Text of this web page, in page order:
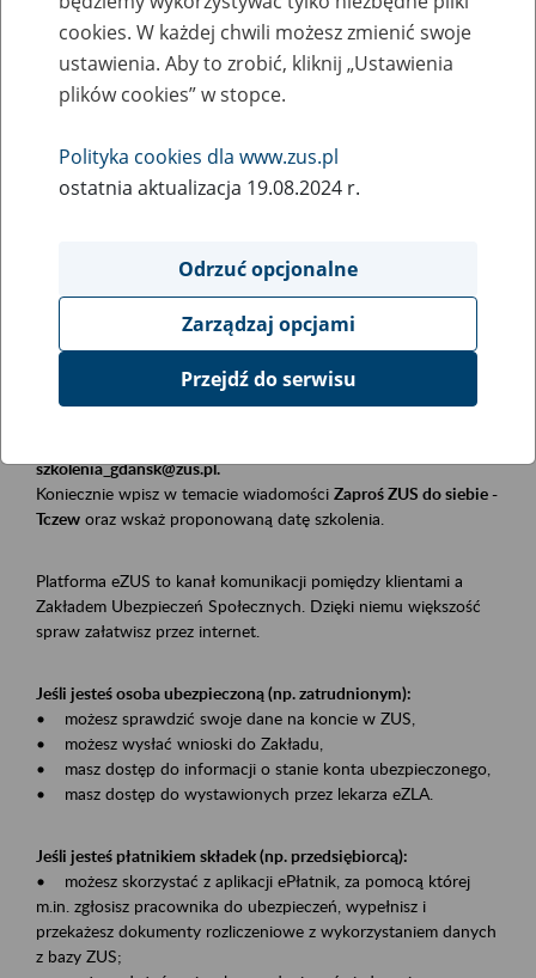
Zaproś ZUS do siebie: eZUS, wizyty
rezerwowane, e-wizyty, Aktywni 50+
Rodzaj wydarzenia
Szkolenia
Obszar merytoryczny
Płatnicy, ubezpieczeni, świadczeniobiorcy
Opis wydarzenia
Szkolenie stacjonarne w siedzibie firmy, instytucji, urzędu.
szkolenia_gdansk@zus.pl.
Koniecznie wpisz w temacie wiadomości Zaproś ZUS do siebie -
Tczew oraz wskaż proponowaną datę szkolenia.
Platforma eZUS to kanał komunikacji pomiędzy klientami a
Zakładem Ubezpieczeń Społecznych. Dzięki niemu większość
spraw załatwisz przez internet.
Jeśli jesteś osoba ubezpieczoną (np. zatrudnionym):
• możesz sprawdzić swoje dane na koncie w ZUS,
• możesz wysłać wnioski do Zakładu,
• masz dostęp do informacji o stanie konta ubezpieczonego,
• masz dostęp do wystawionych przez lekarza eZLA.
Jeśli jesteś płatnikiem składek (np. przedsiębiorcą):
• możesz skorzystać z aplikacji ePłatnik, za pomocą której
m.in. zgłosisz pracownika do ubezpieczeń, wypełnisz i
przekażesz dokumenty rozliczeniowe z wykorzystaniem danych
z bazy ZUS;
cookies. W każdej chwili możesz zmienić swoje
ustawienia. Aby to zrobić, kliknij „Ustawienia
plików cookies” w stopce.
Polityka cookies dla www.zus.pl
ostatnia aktualizacja 19.08.2024 r.
Odrzuć opcjonalne
Zarządzaj opcjami
Przejdź do serwisu